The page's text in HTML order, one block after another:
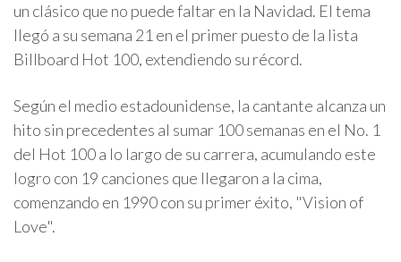
un clásico que no puede faltar en la Navidad. El tema
llegó a su semana 21 en el primer puesto de la lista
Billboard Hot 100, extendiendo su récord.
Según el medio estadounidense, la cantante alcanza un
hito sin precedentes al sumar 100 semanas en el No. 1
del Hot 100 a lo largo de su carrera, acumulando este
logro con 19 canciones que llegaron a la cima,
comenzando en 1990 con su primer éxito, "Vision of
Love".